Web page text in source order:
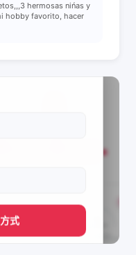
hermosas nińas y
hobby favorito, hacer
式